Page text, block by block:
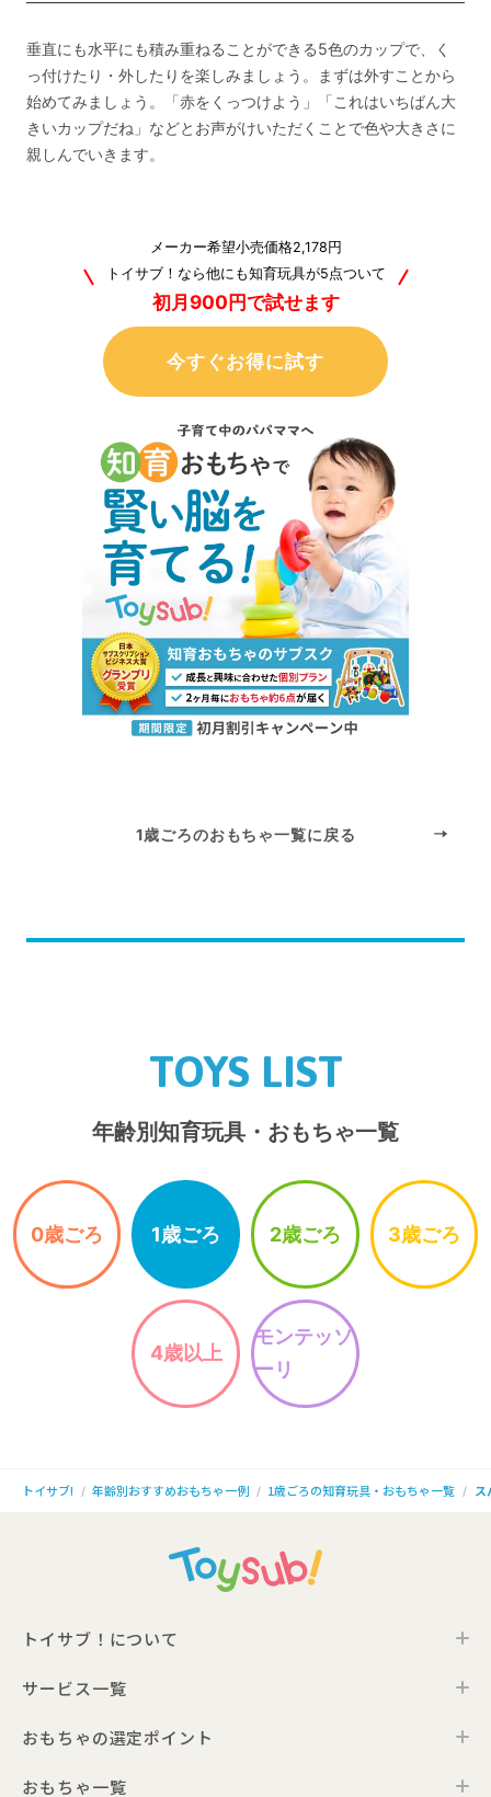
垂直にも水平にも積み重ねることができる5色のカップで、く
っ付けたり・外したりを楽しみましょう。まずは外すことから
始めてみましょう。「赤をくっつけよう」「これはいちばん大
きいカップだね」などとお声がけいただくことで色や大きさに
親しんでいきます。
メーカー希望小売価格2,178円
トイサブ！なら他にも知育玩具が5点ついて
初月900円で試せます
今すぐお得に試す
1歳ごろのおもちゃ一覧に戻る
TOYS LIST
年齢別知育玩具・おもちゃ一覧
0歳ごろ 1歳ごろ 2歳ごろ 3歳ごろ
4歳以上
モンテッソ
ーリ
トイサブ! 年齢別おすすめおもちゃ一例 1歳ごろの知育玩具・おもちゃ一覧
トイサブ！について
トイサブ！の特徴
サービス一覧・料金
サービス一覧
トイサブ！ファーストセレクション
おもちゃの選定ポイント
年齢別おすすめおもちゃ
おもちゃ一覧